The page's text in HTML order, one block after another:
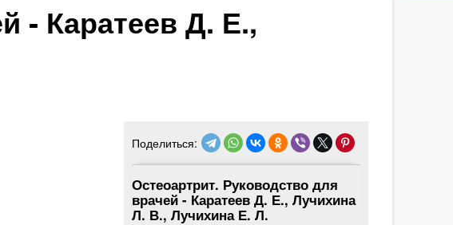
- Каратеев Д. Е.,
Поделиться:
Остеоартрит. Руководство для
врачей - Каратеев Д. Е., Лучихина
Л. В., Лучихина Е. Л.